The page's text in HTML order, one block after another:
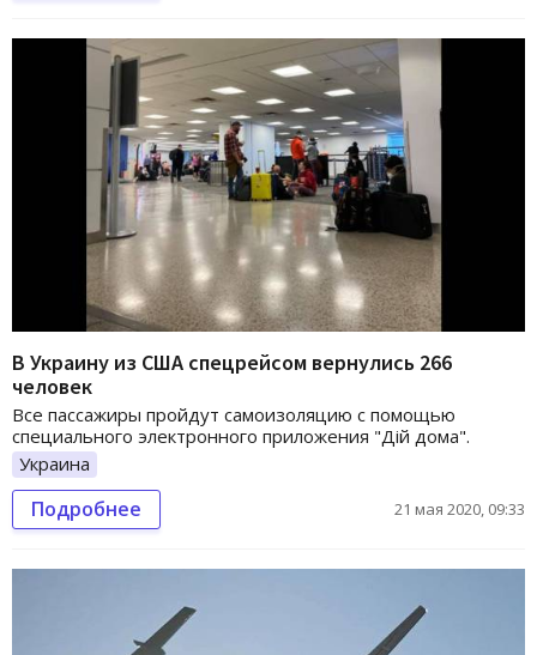
В Украину из США спецрейсом вернулись 266
человек
Все пассажиры пройдут самоизоляцию с помощью
специального электронного приложения "Дій дома".
Украина
Подробнее 21 мая 2020, 09:33